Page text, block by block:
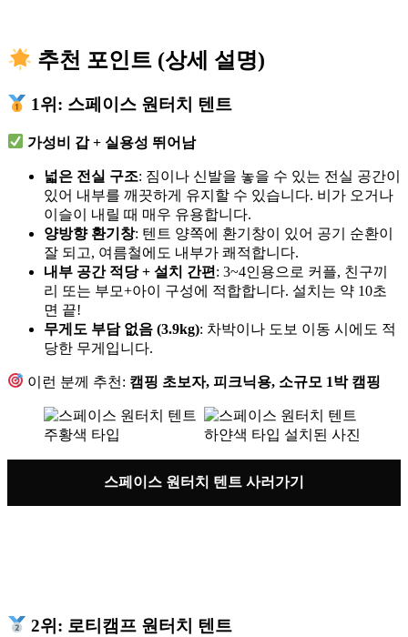
추천 포인트 (상세 설명)
1위: 스페이스 원터치 텐트
가성비 갑 + 실용성 뛰어남
넓은 전실 구조: 짐이나 신발을 놓을 수 있는 전실 공간이
있어 내부를 깨끗하게 유지할 수 있습니다. 비가 오거나
이슬이 내릴 때 매우 유용합니다.
양방향 환기창: 텐트 양쪽에 환기창이 있어 공기 순환이
잘 되고, 여름철에도 내부가 쾌적합니다.
내부 공간 적당 + 설치 간편 : 3~4인용으로 커플, 친구끼
리 또는 부모+아이 구성에 적합합니다. 설치는 약 10초
면 끝!
무게도 부담 없음 (3.9kg): 차박이나 도보 이동 시에도 적
당한 무게입니다.
이런 분께 추천: 캠핑 초보자, 피크닉용, 소규모 1박 캠핑
스페이스 원터치 텐트 사러가기
2위: 로티캠프 원터치 텐트